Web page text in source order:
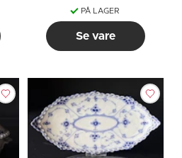
PÅ LAGER
Se vare